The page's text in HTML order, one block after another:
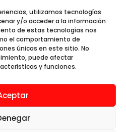
utilizamos tecnologías
y/o acceder a la información
de estas tecnologías nos
el comportamiento de
únicas en este sitio. No
puede afectar
y funciones.
OX
© 2019 - 2025. Todos los
reservados.